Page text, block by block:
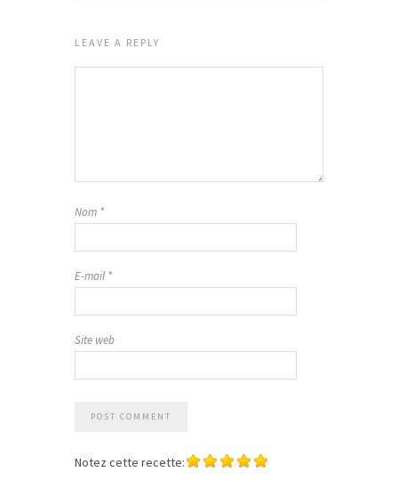
LEAVE A REPLY
Nom *
E-mail *
Site web
Notez cette recette: